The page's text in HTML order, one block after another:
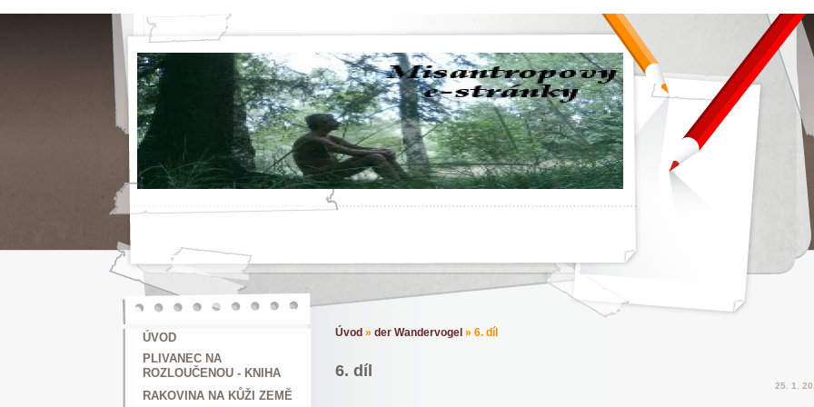
ÚVOD
PLIVANEC NA
ROZLOUČENOU - KNIHA
RAKOVINA NA KŮŽI ZEMĚ
Úvod » der Wandervogel » 6. díl
6. díl
25. 1.